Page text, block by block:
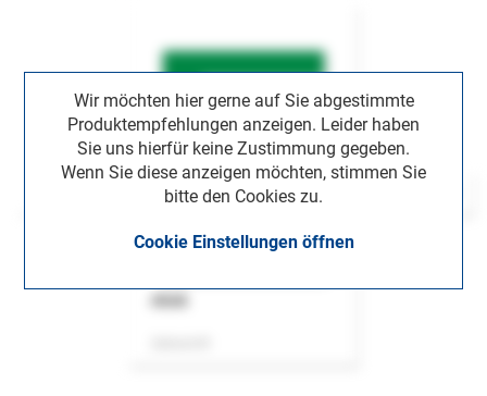
Wir möchten hier gerne auf Sie abgestimmte
Produktempfehlungen anzeigen. Leider haben
Sie uns hierfür keine Zustimmung gegeben.
Wenn Sie diese anzeigen möchten, stimmen Sie
bitte den Cookies zu.
Cookie Einstellungen öffnen